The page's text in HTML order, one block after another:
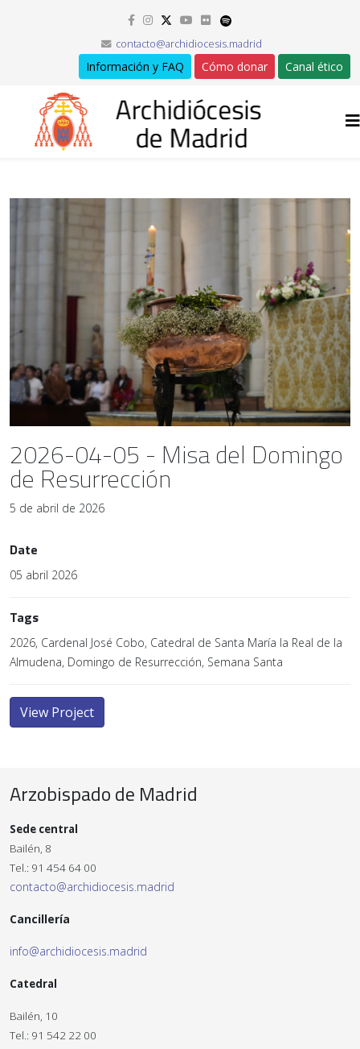
contacto@archidiocesis.madrid
Información y FAQ Cómo donar Canal ético
2026-04-05 - Misa del Domingo
de Resurrección
5 de abril de 2026
Date
05 abril 2026
Tags
2026, Cardenal José Cobo, Catedral de Santa María la Real de la
Almudena, Domingo de Resurrección, Semana Santa
View Project
Arzobispado de Madrid
Sede central
Bailén, 8
Tel.: 91 454 64 00
contacto@archidiocesis.madrid
Cancillería
info@archidiocesis.madrid
Catedral
Bailén, 10
Tel.: 91 542 22 00